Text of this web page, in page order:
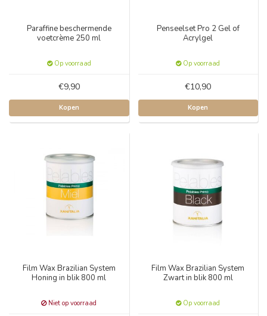
Paraffine beschermende
voetcrème 250 ml
Op voorraad
€9,90
Kopen
Penseelset Pro 2 Gel of
Acrylgel
Op voorraad
€10,90
Kopen
Film Wax Brazilian System
Honing in blik 800 ml
Niet op voorraad
Film Wax Brazilian System
Zwart in blik 800 ml
Op voorraad